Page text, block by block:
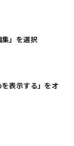
」を選択
表示する」をオ